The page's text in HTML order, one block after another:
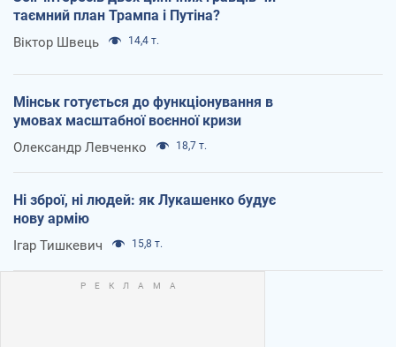
таємний план Трампа і Путіна?
Віктор Швець 14,4 т.
Мінськ готується до функціонування в
умовах масштабної воєнної кризи
Олександр Левченко 18,7 т.
Ні зброї, ні людей: як Лукашенко будує
нову армію
Ігар Тишкевич 15,8 т.